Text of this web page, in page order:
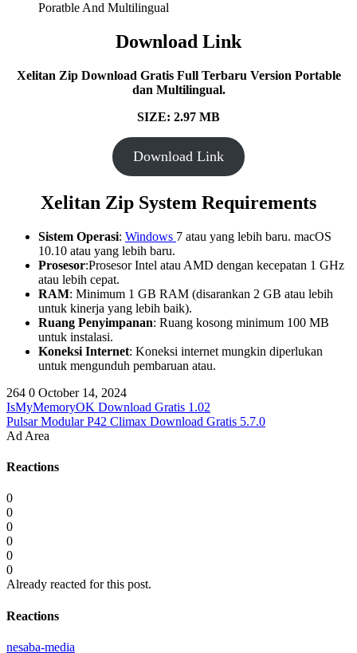
Download Link
Xelitan Zip Download Gratis Full Terbaru Version Portable
dan Multilingual.
SIZE: 2.97 MB
Download Link
Xelitan Zip System Requirements
Sistem Operasi: Windows 7 atau yang lebih baru. macOS
10.10 atau yang lebih baru.
Prosesor:Prosesor Intel atau AMD dengan kecepatan 1 GHz
atau lebih cepat.
RAM: Minimum 1 GB RAM (disarankan 2 GB atau lebih
untuk kinerja yang lebih baik).
Ruang Penyimpanan: Ruang kosong minimum 100 MB
untuk instalasi.
Koneksi Internet: Koneksi internet mungkin diperlukan
untuk mengunduh pembaruan atau.
264 0 October 14, 2024
IsMyMemoryOK Download Gratis 1.02
Pulsar Modular P42 Climax Download Gratis 5.7.0
Ad Area
Reactions
0
0
0
0
0
0
Already reacted for this post.
Reactions
nesaba-media